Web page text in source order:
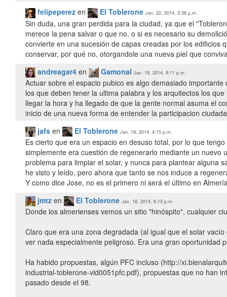
felipeperez en El Toblerone Jan. 22, 2014, 3:38 p.m.
Sin duda, una gran perdida para la ciudad, ya que el
merece la pena salvar o que no, o si es necesario su
convierte en una sucesión de capas creadas por los
conservar, por qué no, otorgandole una nueva piel que
andreagar4 en Gamonal Jan. 19, 2014, 9:11 p.m.
Actuar sobre el espacio pubico es algo demasiado
los que deben tener la ultima palabra y los arquitectos los
llegar la hora y ha llegado de que la gente normal asuma el
inicio de una nueva forma de entender la participacion
jafs en El Toblerone Jan. 19, 2014, 4:15 p.m.
Es cierto que era un espacio en desuso total, por lo que
simplemente era cuestión de regenerarlo mediante un
problema para limpiar el solar, y nunca para plantear alguna
he visto y leído, pero ahora que tanto se nos induce a
Y como dice Jose, no es el primero ni será el último en
jmtz en El Toblerone Jan. 18, 2014, 6:13 p.m.
Donde los almerienses vemos un sitio "hinóspito", cualquier
Claro que era una zona degradada (al igual que el solar
ver nada especialmente peligroso. Era una gran oportunidad
Ha habido propuestas, algún PFC incluso (http://
industrial-toblerone-vid0051pfc.pdf), propuestas que no han
pasado desde el 98.